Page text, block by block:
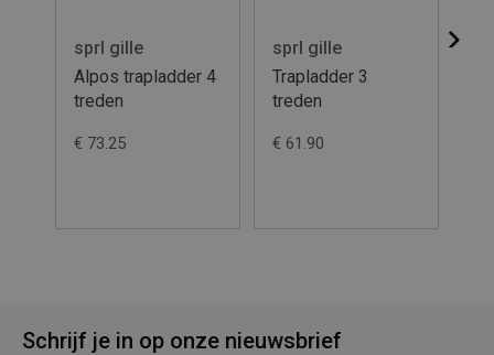
sprl gille
Alpos trapladder 4
treden
€ 73.25
sprl gille
Trapladder 3
treden
€ 61.90
Schrijf je in op onze nieuwsbrief